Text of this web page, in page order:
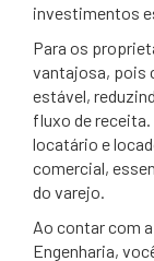
investimentos
Para os
vantajosa, pois
estável,
fluxo de
locatário e
comercial,
do varejo.
Ao contar com
Engenharia,